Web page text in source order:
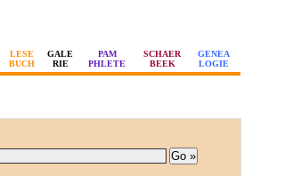
LESE
BUCH
GALE
RIE
PAM
PHLETE
SCHAER
BEEK
GENEA
LOGIE